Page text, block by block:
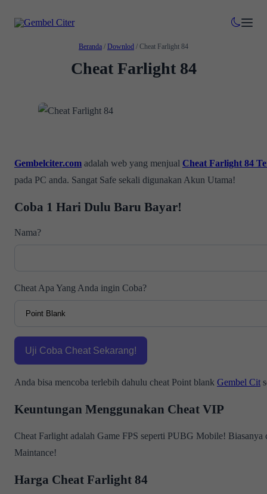
Beranda / Downlod / Cheat Farlight 84
Cheat Farlight 84
Gembelciter.com adalah web yang menjual Cheat Farlight 84
pada PC anda. Sangat Safe sekali digunakan Akun Utama!
Coba 1 Hari Dulu Baru Bayar!
Nama?
Cheat Apa Yang Anda ingin Coba?
Anda bisa mencoba terlebih dahulu cheat Point blank Gembel Cit
Keuntungan Menggunakan Cheat VIP
Cheat Farlight adalah Game FPS seperti PUBG Mobile!
Maintance!
Harga Cheat Farlight 84